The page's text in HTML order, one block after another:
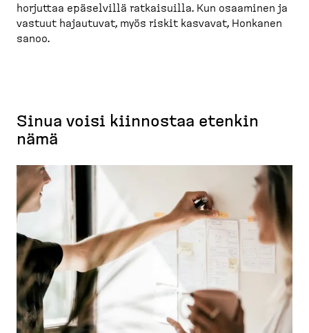
horjuttaa epäselvillä ratkai­suilla. Kun osaaminen ja
vastuut hajautuvat, myös riskit kasvavat, Honkanen
sanoo.
Sinua voisi kiinnostaa etenkin
nämä